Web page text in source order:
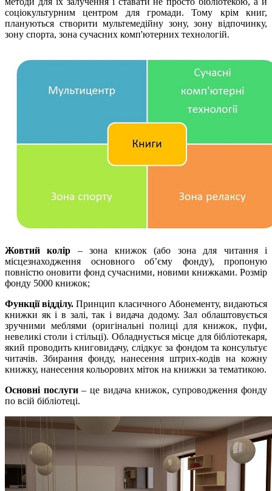
соціокультурним центром для громади. Тому крім книг,
плануються створити мультемедійну зону, зону відпочинку,
зону спорта, зона сучасних комп'ютерних технологій.
Жовтий колір – зона книжок (або зона для читання і
місцезнаходження основного об’єму фонду), пропоную
повністю оновити фонд сучасними, новими книжками. Розмір
фонду 5000 книжок;
Функції відділу. Принцип класичного Абонементу, видаються
книжки як і в залі, так і видача додому. Зал облаштовується
зручними меблями (оригінальні полиці для книжок, пуфи,
невеликі столи і стільці). Обладнується місце для бібліотекаря,
який проводить книговидачу, слідкує за фондом та консультує
читачів. Збирання фонду, нанесення штрих-кодів на кожну
книжку, нанесення кольорових міток на книжки за тематикою.
Основні послуги– це видача книжок, супроводження фонду
по всій бібліотеці.